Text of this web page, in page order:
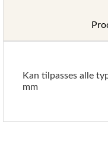
Kan tilpasses alle
mm